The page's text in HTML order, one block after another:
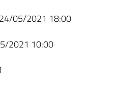
24/05/2021 18:00
2021 10:00